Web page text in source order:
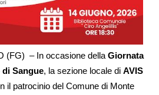
(FG) – In occasione della Giornata
Sangue, la sezione locale di AVIS
il patrocinio del Comune di Monte